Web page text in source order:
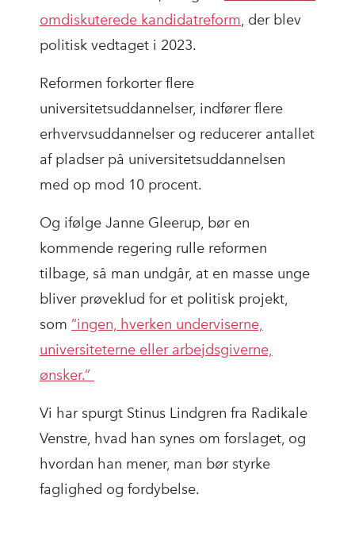
omdiskuterede kandidatreform, der blev
politisk vedtaget i 2023.
Reformen forkorter flere
universitetsuddannelser, indfører flere
erhvervsuddannelser og reducerer antallet
af pladser på universitetsuddannelsen
med op mod 10 procent.
Og ifølge Janne Gleerup, bør en
kommende regering rulle reformen
tilbage, så man undgår, at en masse unge
bliver prøveklud for et politisk projekt,
som “ingen, hverken underviserne,
universiteterne eller arbejdsgiverne,
ønsker.”
Vi har spurgt Stinus Lindgren fra Radikale
Venstre, hvad han synes om forslaget, og
hvordan han mener, man bør styrke
faglighed og fordybelse.